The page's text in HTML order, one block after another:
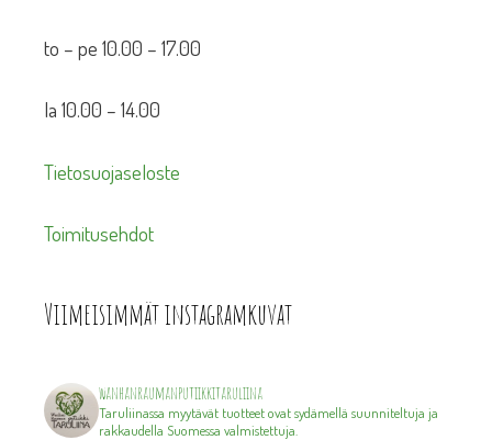
to – pe 10.00 – 17.00
la 10.00 – 14.00
Tietosuojaseloste
Toimitusehdot
Viimeisimmät instagramkuvat
wanhanraumanputiikkitaruliina
Taruliinassa myytävät tuotteet ovat sydämellä suunniteltuja ja
rakkaudella Suomessa valmistettuja.